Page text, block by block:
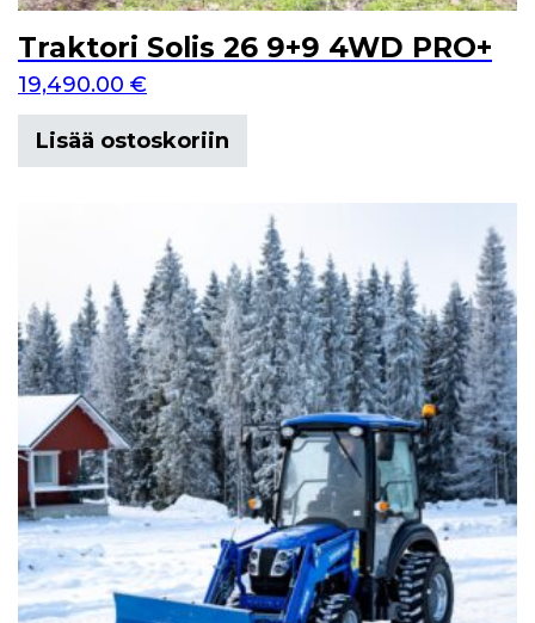
Traktori Solis 26 9+9 4WD PRO+
19,490.00 €
Lisää ostoskoriin